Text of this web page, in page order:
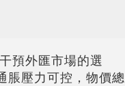
預外匯市場的選
脹壓力可控，物價總